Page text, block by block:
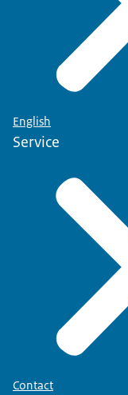
English
Service
Contact